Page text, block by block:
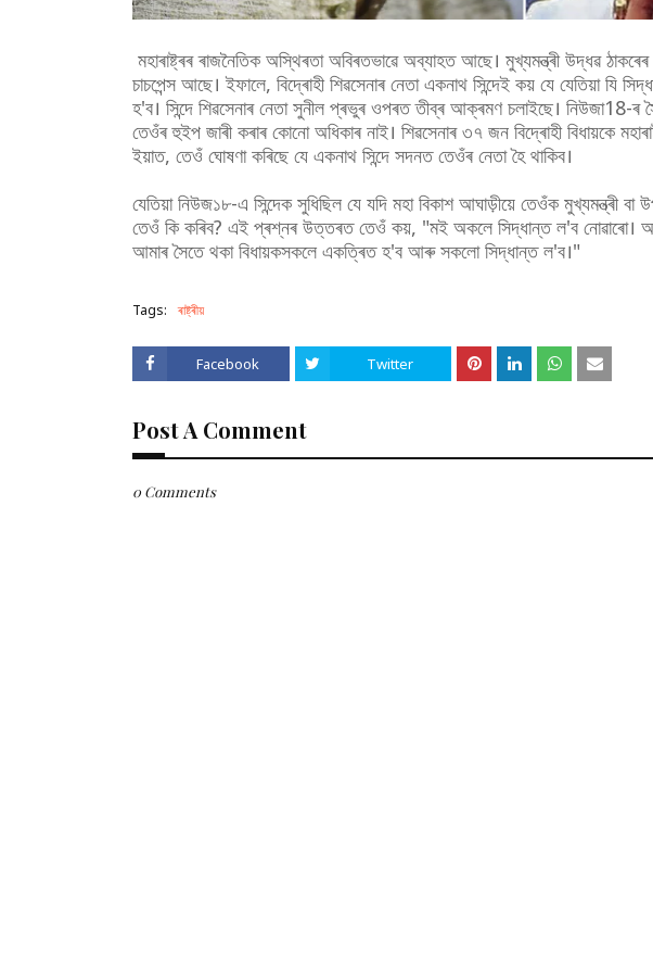
মহাৰাষ্ট্ৰৰ ৰাজনৈতিক অস্থিৰতা অবিৰতভাৱে অব্যাহত আছে। মুখ্যমন্ত্ৰী উদ্ধৱ
চাচপেন্স আছে। ইফালে, বিদ্ৰোহী শিৱসেনাৰ নেতা একনাথ সিন্দেই কয় যে যেতিয়া যি
হ'ব। সিন্দে শিৱসেনাৰ নেতা সুনীল প্ৰভুৰ ওপৰত তীব্ৰ আক্ৰমণ চলাইছে। নিউজা18-ৰ
তেওঁৰ হুইপ জাৰী কৰাৰ কোনো অধিকাৰ নাই। শিৱসেনাৰ ৩৭ জন বিদ্ৰোহী বিধায়কে
ইয়াত, তেওঁ ঘোষণা কৰিছে যে একনাথ সিন্দে সদনত তেওঁৰ নেতা হৈ থাকিব।
যেতিয়া নিউজ১৮-এ সিন্দেক সুধিছিল যে যদি মহা বিকাশ আঘাড়ীয়ে তেওঁক মুখ্যমন্ত্ৰী বা
তেওঁ কি কৰিব? এই প্ৰশ্নৰ উত্তৰত তেওঁ কয়, "মই অকলে সিদ্ধান্ত ল'ব নোৱাৰো।
আমাৰ সৈতে থকা বিধায়কসকলে একত্ৰিত হ'ব আৰু সকলো সিদ্ধান্ত ল'ব।"
Tags: ৰাষ্ট্ৰীয়
Facebook Twitter
Post A Comment
0 Comments